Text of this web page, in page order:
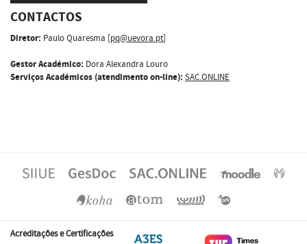
CONTACTOS
Diretor: Paulo Quaresma [pq@uevora.pt]
Gestor Académico: Dora Alexandra Louro
Serviços Académicos (atendimento on-line): SAC.ONLINE
Acreditações e Certificações